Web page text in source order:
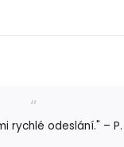
rychlé odeslání." – P.